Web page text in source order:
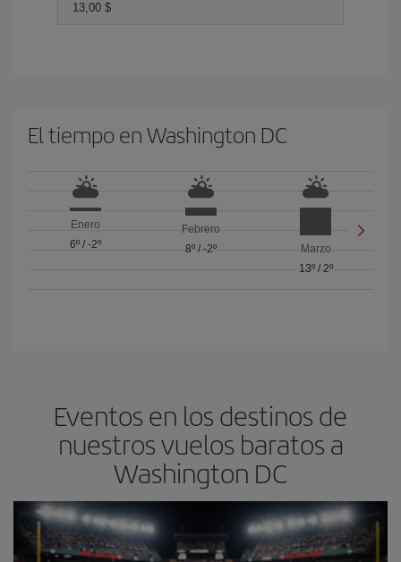
13,00 $
El tiempo en Washington DC
Enero
6º/ -2º
Febrero
8º/ -2º
Marzo
13º/ 2º
Eventos en los destinos de
nuestros vuelos baratos a
Washington DC